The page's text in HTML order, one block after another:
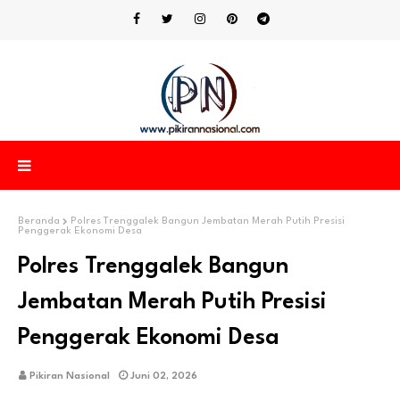
Beranda
Polres Trenggalek Bangun Jembatan Merah Putih Presisi
Penggerak Ekonomi Desa
Polres Trenggalek Bangun
Jembatan Merah Putih Presisi
Penggerak Ekonomi Desa
Pikiran Nasional Juni 02, 2026